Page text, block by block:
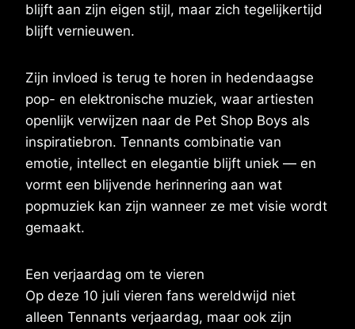
blijft aan zijn eigen stijl, maar zich tegelijkertijd
blijft vernieuwen.
Zijn invloed is terug te horen in hedendaagse
pop- en elektronische muziek, waar artiesten
openlijk verwijzen naar de Pet Shop Boys als
inspiratiebron. Tennants combinatie van
emotie, intellect en elegantie blijft uniek — en
vormt een blijvende herinnering aan wat
popmuziek kan zijn wanneer ze met visie wordt
gemaakt.
Een verjaardag om te vieren
Op deze 10 juli vieren fans wereldwijd niet
alleen Tennants verjaardag, maar ook zijn